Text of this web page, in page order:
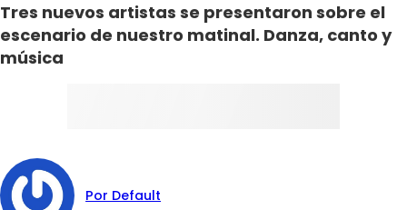
Tres nuevos artistas se presentaron sobre el
escenario de nuestro matinal. Danza, canto y
música
Por Default